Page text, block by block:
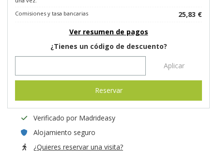
Comisiones y tasa bancarias
25,83 €
Ver resumen de pagos
¿Tienes un código de descuento?
Aplicar
Reservar
Verificado por Madrideasy
Alojamiento seguro
¿Quieres reservar una visita?